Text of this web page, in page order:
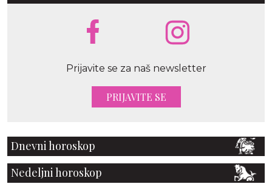
Prijavite se za naš newsletter
PRIJAVITE SE
Dnevni horoskop
Nedeljni horoskop